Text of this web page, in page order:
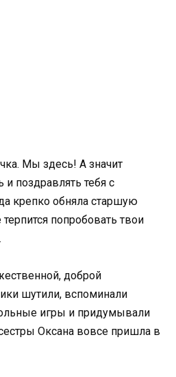
Мы здесь! А значит
поздравлять тебя с
крепко обняла старшую
попробовать твои
доброй
шутили, вспоминали
игры и придумывали
Оксана вовсе пришла в